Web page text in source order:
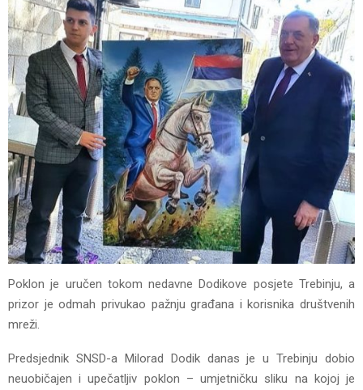
Poklon je uručen tokom nedavne Dodikove posjete Trebinju, a
prizor je odmah privukao pažnju građana i korisnika društvenih
mreži.
Predsjednik SNSD-a Milorad Dodik danas je u Trebinju dobio
neuobičajen i upečatljiv poklon – umjetničku sliku na kojoj je